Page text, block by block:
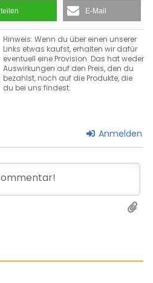
teilen E-Mail
Hinweis: Wenn du über einen unserer
Links etwas kaufst, erhalten wir dafür
eventuell eine Provision. Das hat weder
Auswirkungen auf den Preis, den du
bezahlst, noch auf die Produkte, die
du bei uns findest.
Anmelden